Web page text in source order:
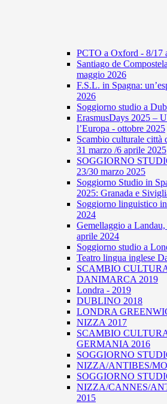
PCTO a Oxford - 8/17
Santiago de
maggio 2026
F.S.L. in Spagna:
2026
Soggiorno studio a
ErasmusDays 2025 –
l’Europa - ottobre 2025
Scambio culturale città
31 marzo /6 aprile 2025
SOGGIORNO
23/30 marzo 2025
Soggiorno Studio in
2025: Granada e
Soggiorno linguistico
2024
Gemellaggio a
aprile 2024
Soggiorno studio a
Teatro lingua inglese
SCAMBIO
DANIMARCA 2019
Londra - 2019
DUBLINO 2018
LONDRA
NIZZA 2017
SCAMBIO
GERMANIA 2016
SOGGIORNO
NIZZA/ANTIBES/
SOGGIORNO
NIZZA/CANNES/
2015